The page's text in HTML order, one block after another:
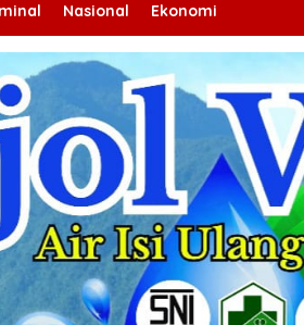
Nasional Ekonomi